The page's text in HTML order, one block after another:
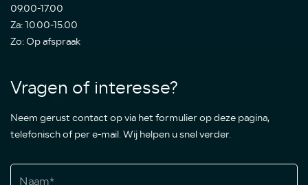
09.00-17.00
Za: 10.00-15.00
Zo: Op afspraak
Vragen of interesse?
Neem gerust contact op via het formulier op deze pagina,
telefonisch of per e-mail. Wij helpen u snel verder.